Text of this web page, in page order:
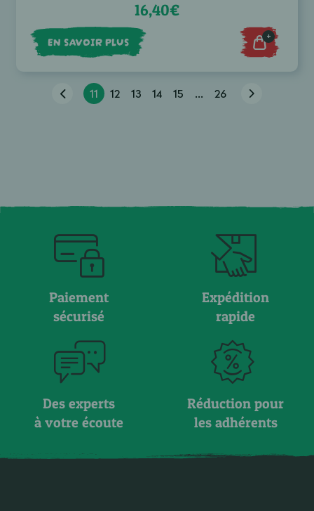
16,40€
EN SAVOIR PLUS +
11 12 13 14 15 ... 26
Paiement
sécurisé
Expédition
rapide
Des experts
à votre écoute
Réduction pour
les adhérents